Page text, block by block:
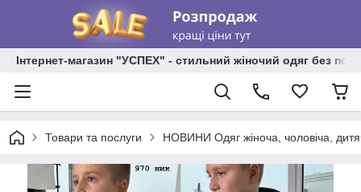
Інтернет-магазин "УСПЕХ" - стильний жіночий одяг без
Товари та послуги НОВИНИ Одяг жіноча, чоловіча,